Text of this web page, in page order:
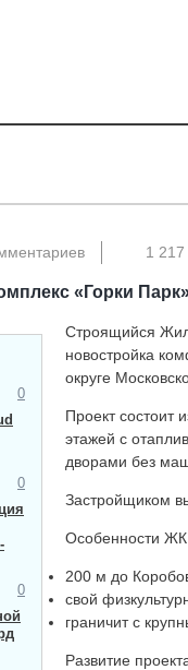
1
«Горки
0
0
0
Строящийся
новостройка
округе
Проект состоит
этажей с
дворами без
Застройщиком
Особенности ЖК
200 м до
свой
граничит с
Развитие